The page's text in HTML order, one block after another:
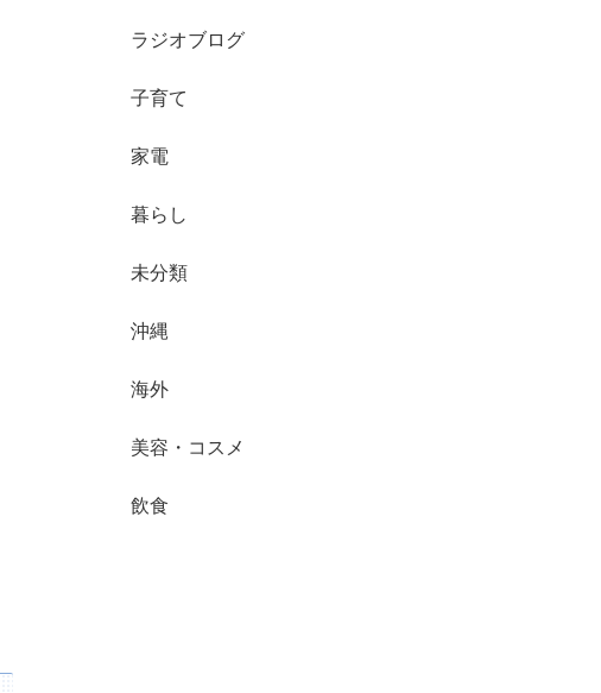
ラジオブログ
子育て
家電
暮らし
未分類
沖縄
海外
美容・コスメ
飲食